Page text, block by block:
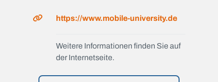
https://www.mobile-university.de
Weitere Informationen finden Sie auf
der Internetseite.